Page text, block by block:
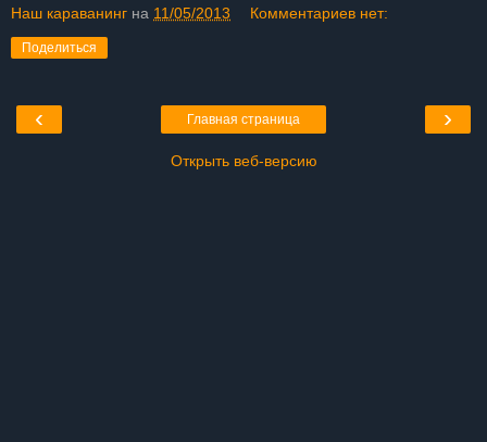
Наш караванинг на 11/05/2013 Комментариев нет:
Поделиться
‹ ›
Главная страница
Открыть веб-версию